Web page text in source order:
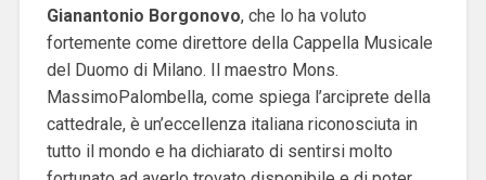
Gianantonio Borgonovo, che lo ha voluto
fortemente come direttore della Cappella Musicale
del Duomo di Milano. Il maestro Mons.
MassimoPalombella, come spiega l’arciprete della
cattedrale, è un’eccellenza italiana riconosciuta in
tutto il mondo e ha dichiarato di sentirsi molto